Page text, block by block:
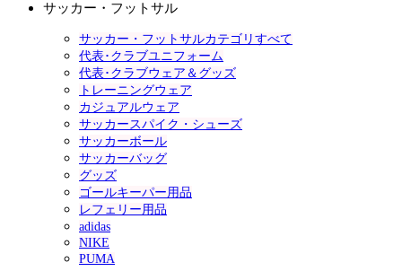
サッカー・フットサル
サッカー・フットサルカテゴリすべて
代表･クラブユニフォーム
代表･クラブウェア＆グッズ
トレーニングウェア
カジュアルウェア
サッカースパイク・シューズ
サッカーボール
サッカーバッグ
グッズ
ゴールキーパー用品
レフェリー用品
adidas
NIKE
PUMA